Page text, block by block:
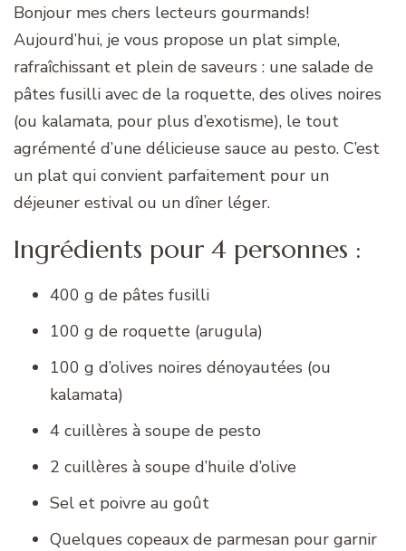
Bonjour mes chers lecteurs gourmands!
Aujourd’hui, je vous propose un plat simple,
rafraîchissant et plein de saveurs : une salade de
pâtes fusilli avec de la roquette, des olives noires
(ou kalamata, pour plus d’exotisme), le tout
agrémenté d’une délicieuse sauce au pesto. C’est
un plat qui convient parfaitement pour un
déjeuner estival ou un dîner léger.
Ingrédients pour 4 personnes :
400 g de pâtes fusilli
100 g de roquette (arugula)
100 g d’olives noires dénoyautées (ou
kalamata)
4 cuillères à soupe de pesto
2 cuillères à soupe d’huile d’olive
Sel et poivre au goût
Quelques copeaux de parmesan pour garnir